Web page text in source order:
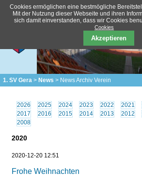
1. SV Gera News News Archiv Verein
2026 2025 2024 2023 2022 2021
2017
2016 2015 2014 2013 2012
2008
2020
2020-12-20 12:51
Frohe Weihnachten
Cookies ermöglichen eine bestmögliche
Mit der Nutzung dieser Webseite und ihren
sich damit einverstanden, dass wir Cookies
Cookies
Akzeptieren